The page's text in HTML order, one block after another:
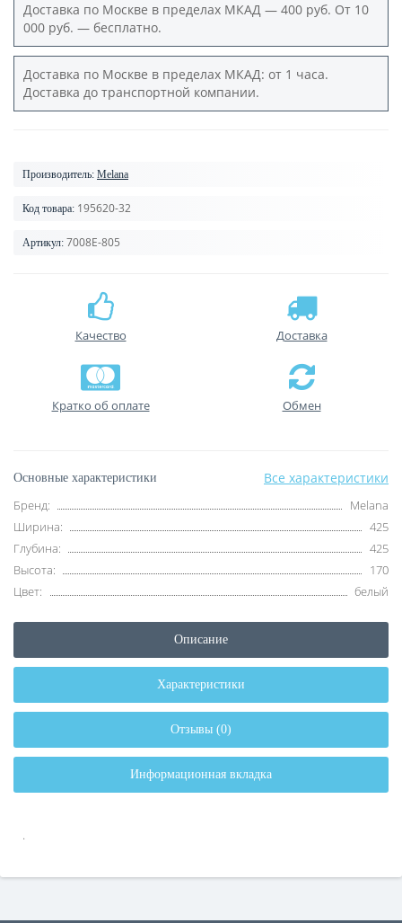
Доставка по Москве в пределах МКАД — 400 руб. От 10
000 руб. — бесплатно.
Доставка по Москве в пределах МКАД: от 1 часа.
Доставка до транспортной компании.
Производитель: Melana
Код товара: 195620-32
Артикул: 7008E-805
Качество Доставка
Кратко об оплате Обмен
Основные характеристики Все характеристики
Бренд:
Melana
Ширина:
425
Глубина:
425
Высота:
170
Цвет:
белый
Описание
Характеристики
Отзывы (0)
Информационная вкладка
.